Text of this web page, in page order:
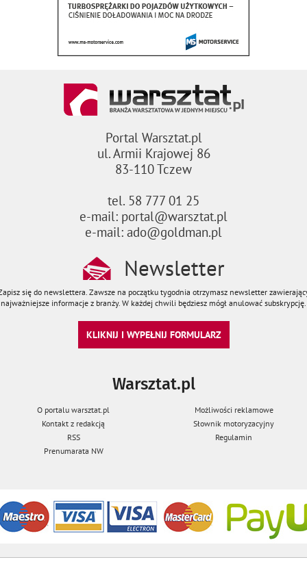
Portal Warsztat.pl
ul. Armii Krajowej 86
83-110 Tczew
tel. 58 777 01 25
e-mail: portal@warsztat.pl
e-mail: ado@goldman.pl
Newsletter
się do newslettera. Zawsze na początku tygodnia otrzymasz newsletter
najważniejsze informacje z branży. W każdej chwili będziesz mógł anulować subskrypcję.
KLIKNIJ I WYPEŁNIJ FORMULARZ
Warsztat.pl
O portalu warsztat.pl
Możliwości reklamowe
Kontakt z redakcją
Słownik motoryzacyjny
RSS
Regulamin
Prenumarata NW